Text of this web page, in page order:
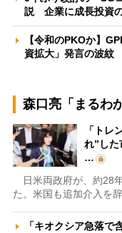
説 企業に成長投資
【令和のPKOか】
資拡大」発言の波
森口亮「まるわ
「トレ
れ”した
…
日米両政府が、約28
た。米国も追加介入を
「キオクシア急落